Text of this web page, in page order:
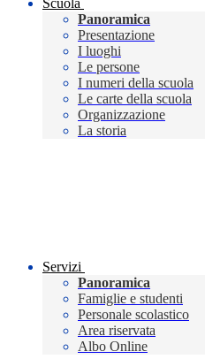
Scuola
Panoramica
Presentazione
I luoghi
Le persone
I numeri della scuola
Le carte della scuola
Organizzazione
La storia
Servizi
Panoramica
Famiglie e studenti
Personale scolastico
Area riservata
Albo Online